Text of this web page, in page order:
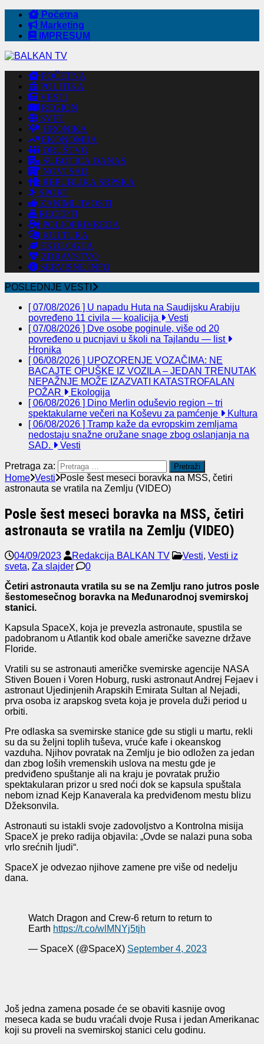
Početna
Marketing
IMPRESUM
POČETNA
POLITIKA
VESTI
REGION
SVET
HRONIKA
EKONOMIJA
DRUŠTVO
SUBOTICA DANAS
NOVI SAD
REPUBLIKA SRPSKA
SPORT
ZANIMLJIVOSTI
RECEPTI
POLJOPRIVREDA
KULTURA
EKOLOGIJA
ZDRAVSTVO
SERVISNE INFO
POSLEDNJE VESTI
[ 07/08/2026 ] U napadu Huta na Saudijsku Arabiju
povređeno 11 civila — koalicija
Vesti
[ 07/08/2026 ] Dve osobe poginule, više od 20
povređeno u pucnjavi u školi na Tajlandu — list
Hronika
[ 06/08/2026 ] UPOZORENJE VOZAČIMA: NE
BACAJTE OPUŠKE IZ VOZILA – JEDAN TRENUTAK
NEPAŽNJE MOŽE IZAZVATI KATASTROFALAN
POŽAR
Ekologija
[ 06/08/2026 ] Dino Merlin oduševio region – tri
spektakularne večeri na Koševu za pamćenje
Kultura
[ 06/08/2026 ] Tramp kaže da evropskim zemljama
nedostaju snažne oružane snage zbog oslanjanja na
SAD.
Vesti
Pretraga za:
Home Vesti
Posle šest meseci boravka na MSS, četiri
astronauta se vratila na Zemlju (VIDEO)
Posle šest meseci boravka na MSS, četiri
astronauta se vratila na Zemlju (VIDEO)
04/09/2023 Redakcija BALKAN TV Vesti, Vesti iz
sveta, Za slajder
0
Četiri astronauta vratila su se na Zemlju rano jutros posle
šestomesečnog boravka na Međunarodnoj svemirskoj
stanici.
Kapsula SpaceX, koja je prevezla astronaute, spustila se
padobranom u Atlantik kod obale američke savezne države
Floride.
Vratili su se astronauti američke svemirske agencije NASA
Stiven Bouen i Voren Hoburg, ruski astronaut Andrej Fejaev i
astronaut Ujedinjenih Arapskih Emirata Sultan al Nejadi,
prva osoba iz arapskog sveta koja je provela duži period u
orbiti.
Pre odlaska sa svemirske stanice gde su stigli u martu, rekli
su da su željni toplih tuševa, vruće kafe i okeanskog
vazduha. Njihov povratak na Zemlju je bio odložen za jedan
dan zbog loših vremenskih uslova na mestu gde je
predviđeno spuštanje ali na kraju je povratak pružio
spektakularan prizor u sred noći dok se kapsula spuštala
nebom iznad Kejp Kanaverala ka predviđenom mestu blizu
Džeksonvila.
Astronauti su istakli svoje zadovoljstvo a Kontrolna misija
SpaceX je preko radija objavila: „Ovde se nalazi puna soba
vrlo srećnih ljudi“.
SpaceX je odvezao njihove zamene pre više od nedelju
dana.
Watch Dragon and Crew-6 return to return to
Earth https://t.co/wlMNYj5tjh
— SpaceX (@SpaceX) September 4, 2023
Još jedna zamena posade će se obaviti kasnije ovog
meseca kada se budu vraćali dvoje Rusa i jedan Amerikanac
koji su proveli na svemirskoj stanici celu godinu.